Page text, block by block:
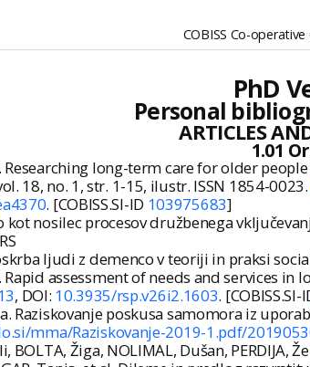
COBISS Co-
PhD
Personal
ARTICLES
1.01
Researching long-term care for older
18, no. 1, str. 1-15, ilustr. ISSN 1854-0023.
. [COBISS.SI-ID 103975683]
kot nosilec procesov družbenega
ljudi z demenco v teoriji in praksi
Rapid assessment of needs and services in
, DOI: 10.3935/rsp.v26i2.1603. [COBISS.SI-
Raziskovanje poskusa samomora iz
mma/Raziskovanje-2019-1.pdf/
BOLTA, Žiga, NOLIMAL, Dušan, PERDIJA,